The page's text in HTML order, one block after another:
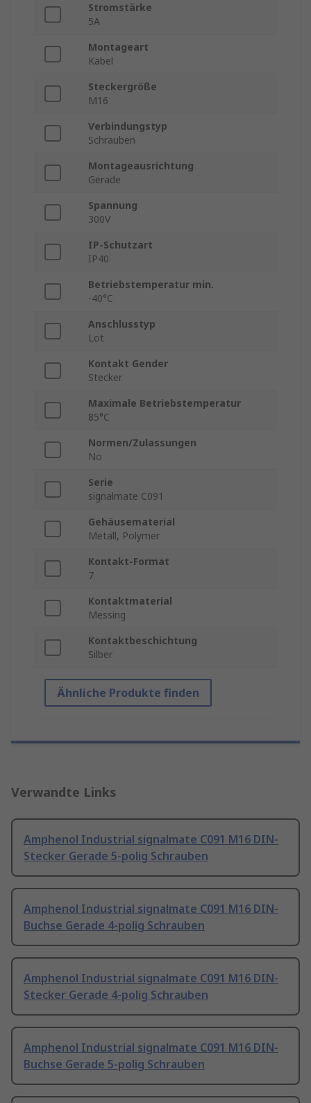
Stromstärke
5A
Montageart
Kabel
Steckergröße
M16
Verbindungstyp
Schrauben
Montageausrichtung
Gerade
Spannung
300V
IP-Schutzart
IP40
Betriebstemperatur min.
-40°C
Anschlusstyp
Lot
Kontakt Gender
Stecker
Maximale Betriebstemperatur
85°C
Normen/Zulassungen
No
Serie
signalmate C091
Gehäusematerial
Metall, Polymer
Kontakt-Format
7
Kontaktmaterial
Messing
Kontaktbeschichtung
Silber
Ähnliche Produkte finden
Verwandte Links
Amphenol Industrial signalmate C091 M16 DIN-
Stecker Gerade 5-polig Schrauben
Amphenol Industrial signalmate C091 M16 DIN-
Buchse Gerade 4-polig Schrauben
Amphenol Industrial signalmate C091 M16 DIN-
Stecker Gerade 4-polig Schrauben
Amphenol Industrial signalmate C091 M16 DIN-
Buchse Gerade 5-polig Schrauben